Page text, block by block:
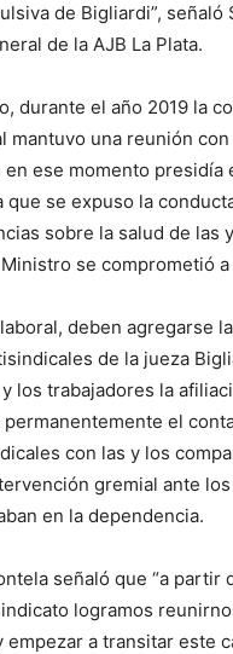
de Bigliardi”, señaló
de la AJB La Plata.
durante el año 2019 la
mantuvo una reunión con
en ese momento presidía
que se expuso la
sobre la salud de las
se comprometió
deben agregarse
de la jueza
los trabajadores la
el
con las y los
gremial ante
en la dependencia.
señaló que “a partir
logramos
empezar a transitar este